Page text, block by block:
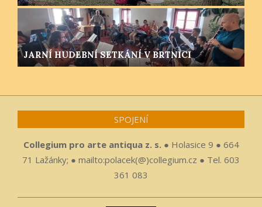
JARNÍ HUDEBNÍ SETKÁNÍ V BRTNICI
SPOJENÍ
Collegium pro arte antiqua z. s. ● Holasice 9 ● 664
71 Lažánky; ● mailto:polacek(@)collegium.cz ● Tel. 603
361 083